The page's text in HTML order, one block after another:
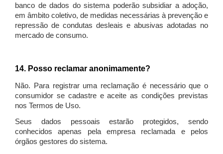
banco de dados do sistema poderão subsidiar a adoção,
em âmbito coletivo, de medidas necessárias à prevenção e
repressão de condutas desleais e abusivas adotadas no
mercado de consumo.
14. Posso reclamar anonimamente?
Não. Para registrar uma reclamação é necessário que o
consumidor se cadastre e aceite as condições previstas
nos Termos de Uso.
Seus dados pessoais estarão protegidos, sendo
conhecidos apenas pela empresa reclamada e pelos
órgãos gestores do sistema.